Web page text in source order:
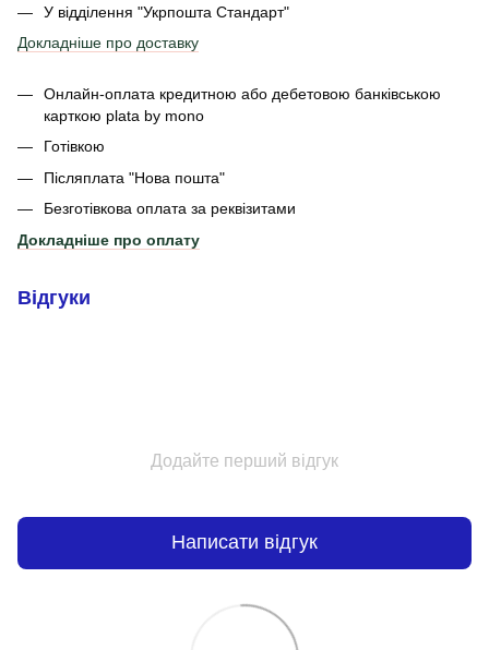
У відділення "Укрпошта Стандарт"
Докладніше про доставку
Онлайн-оплата кредитною або дебетовою банківською
карткою plata by mono
Готівкою
Післяплата "Нова пошта"
Безготівкова оплата за реквізитами
Докладніше про оплату
Відгуки
Додайте перший відгук
Написати відгук